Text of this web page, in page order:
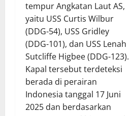
tempur Angkatan Laut AS,
yaitu USS Curtis Wilbur
(DDG-54), USS Gridley
(DDG-101), dan USS Lenah
Sutcliffe Higbee (DDG-123).
Kapal tersebut terdeteksi
berada di perairan
Indonesia tanggal 17 Juni
2025 dan berdasarkan